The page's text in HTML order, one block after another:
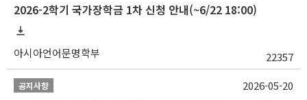
2026-2학기 국가장학금 1차 신청 안내(~6/22 18:00)
아시아언어문명학부 22357
공지사항 2026-05-20